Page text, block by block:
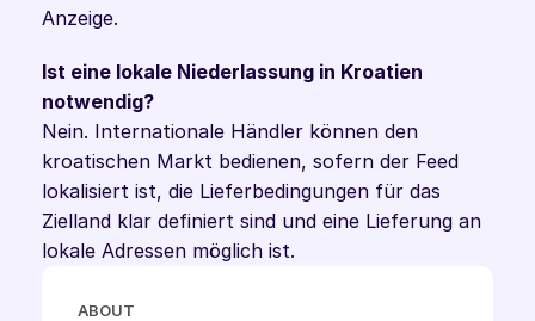
Anzeige.
Ist eine lokale Niederlassung in Kroatien
notwendig?
Nein. Internationale Händler können den
kroatischen Markt bedienen, sofern der Feed
lokalisiert ist, die Lieferbedingungen für das
Zielland klar definiert sind und eine Lieferung an
lokale Adressen möglich ist.
ABOUT